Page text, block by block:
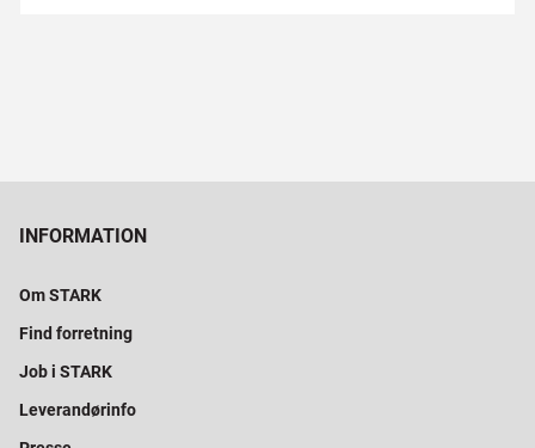
INFORMATION
Om STARK
Find forretning
Job i STARK
Leverandørinfo